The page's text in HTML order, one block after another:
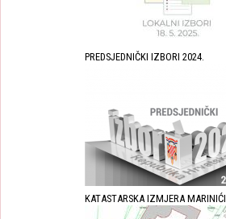
PREDSJEDNIČKI IZBORI 2024.
KATASTARSKA IZMJERA MARINIĆI